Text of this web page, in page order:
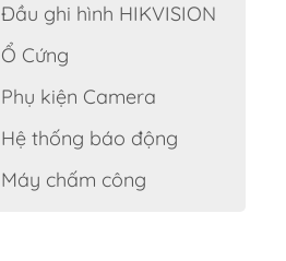
Đầu ghi hình HIKVISION
Ổ Cứng
Phụ kiện Camera
Hệ thống báo động
Máy chấm công